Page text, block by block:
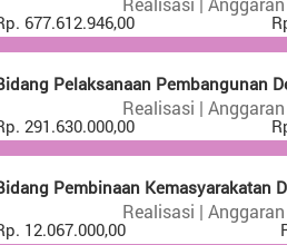
Pembagian BLT Desa
Monitoring Kegiatan
677.612.946,00
Pelaksanaan Pembangunan
Realisasi | Anggaran
291.630.000,00
Pembinaan Kemasyarakatan
Realisasi | Anggaran
12.067.000,00